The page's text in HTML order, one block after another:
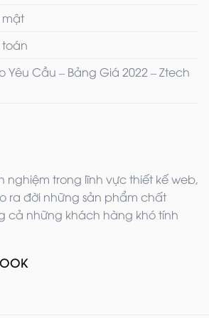
mật
Yêu Cầu – Bảng Giá 2022 – Ztech
nghiệm trong lĩnh vực thiết kế web,
ra đời những sản phẩm chất
cả những khách hàng khó tính